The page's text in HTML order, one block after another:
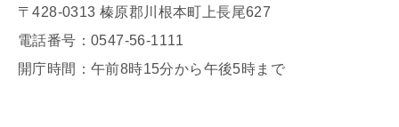
〒428-0313 榛原郡川根本町上長尾627
電話番号：0547-56-1111
開庁時間：午前8時15分から午後5時まで